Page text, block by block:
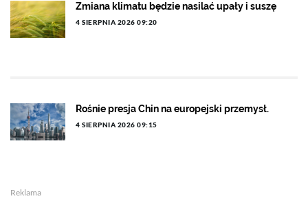
Zmiana klimatu będzie nasilać upały i suszę
4 SIERPNIA 2026 09:20
Rośnie presja Chin na europejski przemysł.
4 SIERPNIA 2026 09:15
Reklama